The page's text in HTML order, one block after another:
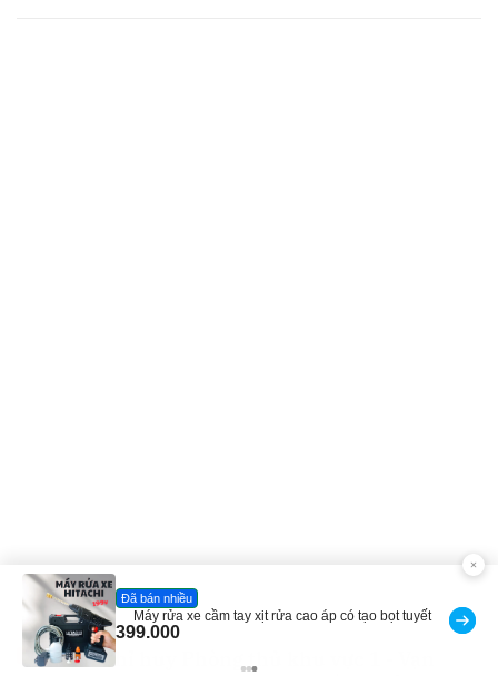
ĐỌC NHIỀU
1
Ban Chỉ huy Phòng thủ khu vực 1 - Vạn
Đã bán nhiều
Bạt phủ xe ô tô cao cấp, tráng nhôm 03 lớp
392.000